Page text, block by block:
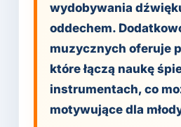
wydobywania
oddechem.
muzycznych oferuje
które łączą naukę
instrumentach, co
motywujące dla